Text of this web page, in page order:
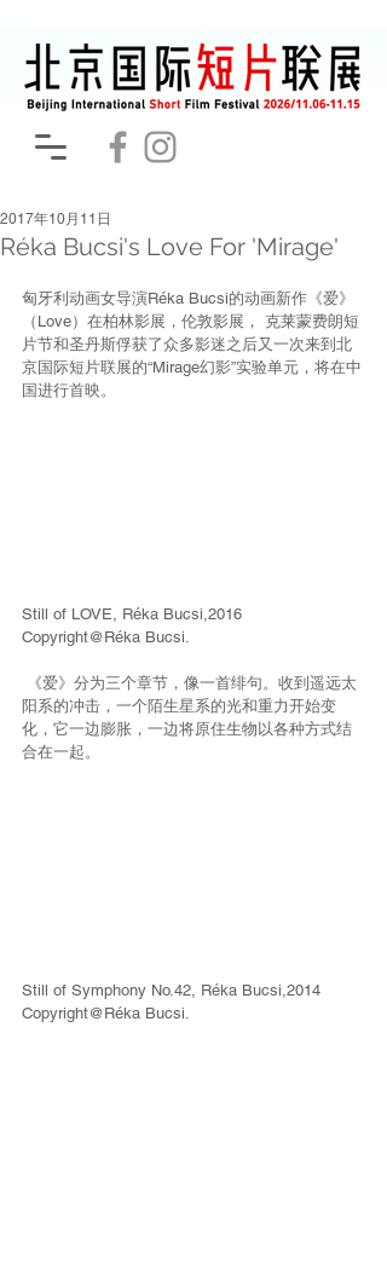
Réka Bucsi's Love For 'Mirage'
2017年10月11日
匈牙利动画女导演Réka Bucsi的动画新作《爱》
（Love）在柏林影展，伦敦影展， 克莱蒙费朗短
片节和圣丹斯俘获了众多影迷之后又一次来到北
京国际短片联展的“Mirage幻影”实验单元，将在中
国进行首映。
Still of LOVE, Réka Bucsi,2016
Copyright@Réka Bucsi.
阳系的冲击，一个陌生星系的光和重力开始变
化，它一边膨胀，一边将原住生物以各种方式结
合在一起。
Still of Symphony No.42, Réka Bucsi,2014
Copyright@Réka Bucsi.